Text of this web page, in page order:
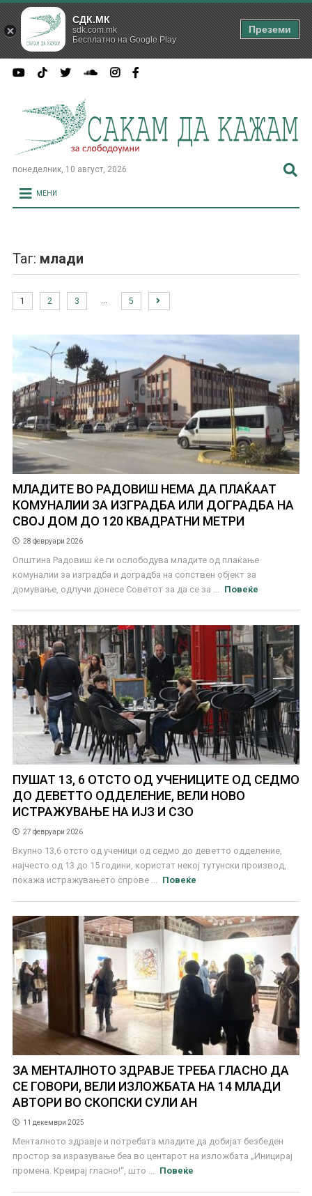
понеделник, 10 август, 2026
МЕНИ
Таг: млади
1 2 3 5
МЛАДИТЕ ВО РАДОВИШ НЕМА ДА ПЛАЌААТ
КОМУНАЛИИ ЗА ИЗГРАДБА ИЛИ ДОГРАДБА НА
СВОЈ ДОМ ДО 120 КВАДРАТНИ МЕТРИ
28 февруари 2026
Општина Радовиш ќе ги ослободува младите од плаќање
комуналии за изградба и доградба на сопствен објект за
домување, одлучи донесе Советот за да се за ...
Повеќе
ПУШАТ 13, 6 ОТСТО ОД УЧЕНИЦИТЕ ОД СЕДМО
ДО ДЕВЕТТО ОДДЕЛЕНИЕ, ВЕЛИ НОВО
ИСТРАЖУВАЊЕ НА ИЈЗ И СЗО
27 февруари 2026
Вкупно 13,6 отсто од ученици од седмо до деветто одделение,
најчесто од 13 до 15 години, користат некој тутунски производ,
покажa истражувањето спрове ...
Повеќе
ЗА МЕНТАЛНОТО ЗДРАВЈЕ ТРЕБА ГЛАСНО ДА
СЕ ГОВОРИ, ВЕЛИ ИЗЛОЖБАТА НА 14 МЛАДИ
АВТОРИ ВО СКОПСКИ СУЛИ АН
11 декември 2025
Менталното здравје и потребата младите да добијат безбеден
простор за изразување беа во центарот на изложбата „Иницирај
промена. Креирај гласно!“, што ...
Повеќе
СДК.МК
sdk.com.mk
Бесплатно на Google Play
Преземи